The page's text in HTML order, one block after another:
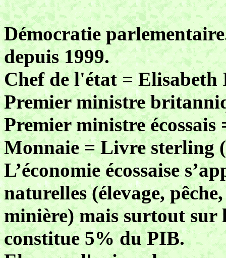
Démocratie
depuis 1999.
Chef de l'état = Elisabeth
Premier ministre
Premier ministre
Monnaie = Livre sterling
L’économie écossaise
naturelles (élevage,
minière) mais surtout sur
constitue 5% du PIB.